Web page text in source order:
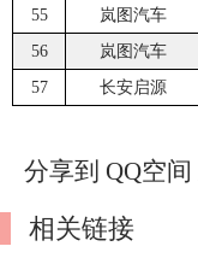
55
岚图汽车
56
岚图汽车
57
长安启源
分享到 QQ空间
相关链接